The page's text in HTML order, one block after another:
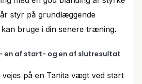
styr på grundlæggende
bruge i din senere træning.
en af start- og en af slutresultat
vejes på en Tanita vægt ved start